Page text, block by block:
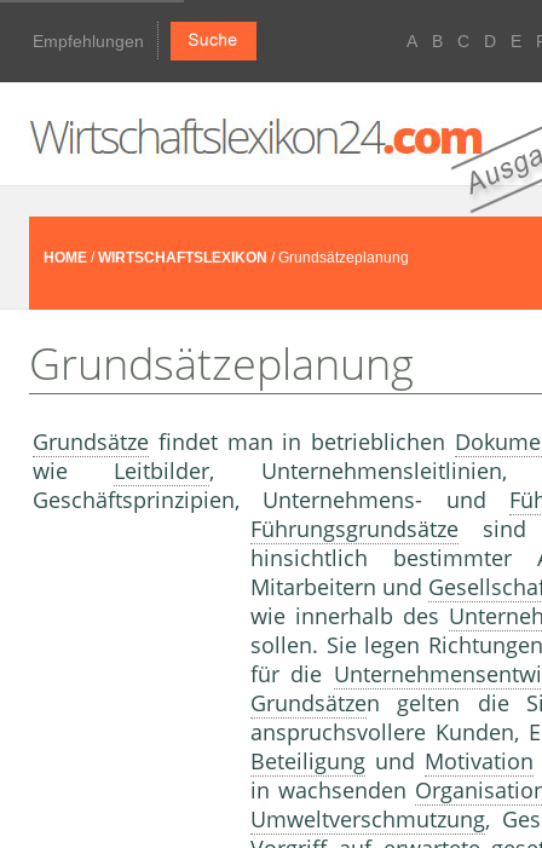
Empfehlungen A B C D E
HOME /WIRTSCHAFTSLEXIKON / Grundsätzeplanung
Grundsätzeplanung
Grundsätze findet man in betrieblichen
wie Leitbilder,
Geschäftsprinzipien, Unternehmens- und
Führungsgrundsätze sind
hinsichtlich bestimmter
Mitarbeitern und
wie innerhalb des
sollen. Sie legen
für die
Grundsätzen gelten die
anspruchsvollere Kunden,
Beteiligung und Motivation
in wachsenden
Umweltverschmutzung,